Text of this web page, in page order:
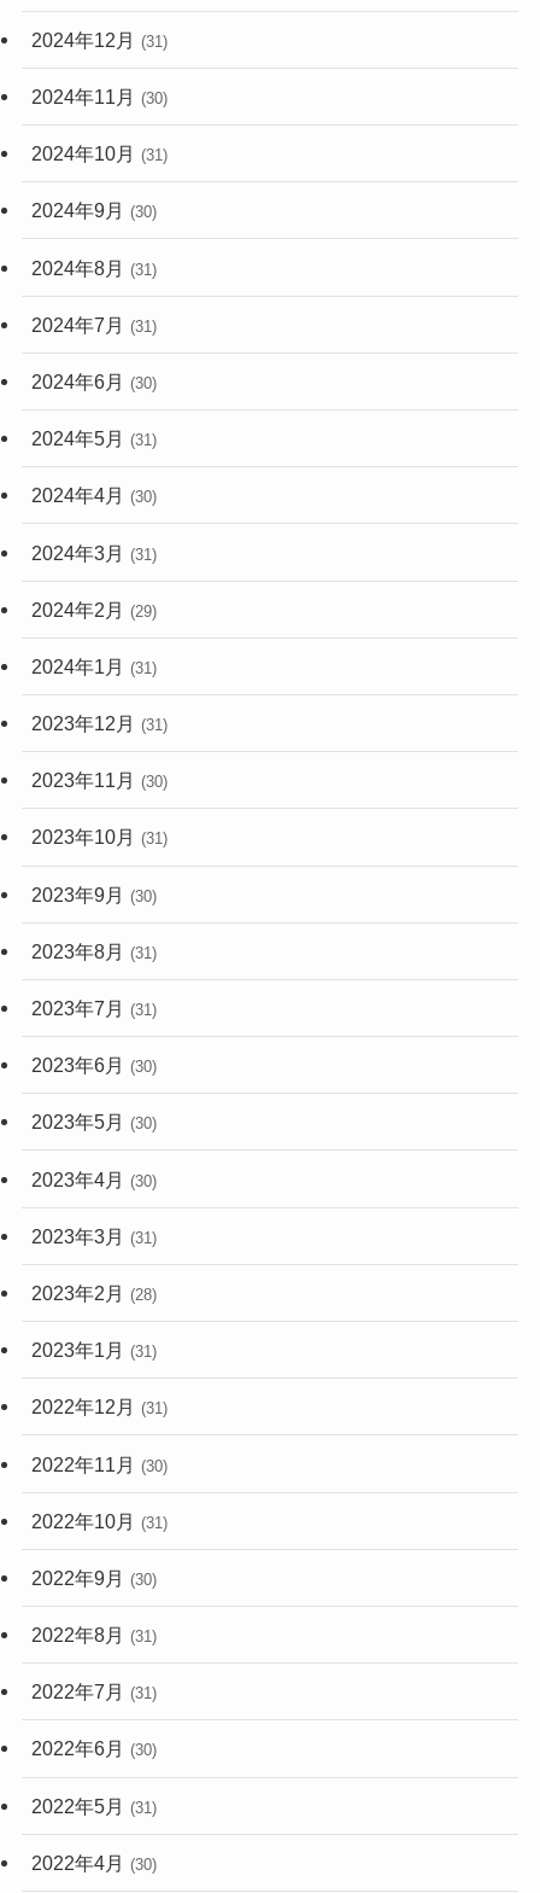
2024年12月 (31)
2024年11月 (30)
2024年10月 (31)
2024年9月 (30)
2024年8月 (31)
2024年7月 (31)
2024年6月 (30)
2024年5月 (31)
2024年4月 (30)
2024年3月 (31)
2024年2月 (29)
2024年1月 (31)
2023年12月 (31)
2023年11月 (30)
2023年10月 (31)
2023年9月 (30)
2023年8月 (31)
2023年7月 (31)
2023年6月 (30)
2023年5月 (30)
2023年4月 (30)
2023年3月 (31)
2023年2月 (28)
2023年1月 (31)
2022年12月 (31)
2022年11月 (30)
2022年10月 (31)
2022年9月 (30)
2022年8月 (31)
2022年7月 (31)
2022年6月 (30)
2022年5月 (31)
2022年4月 (30)